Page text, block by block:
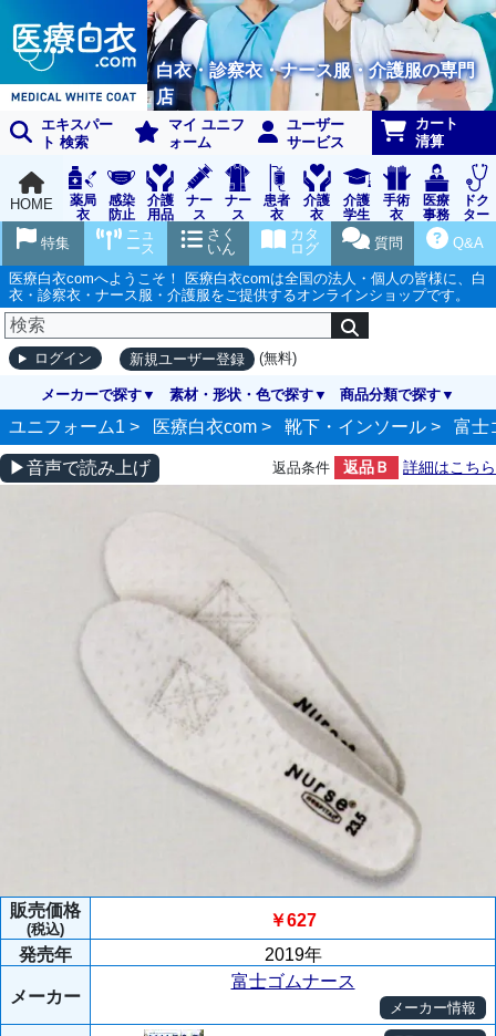
白衣・診察衣・ナース服・介護服の専門
店
エキスパー
ト 検索
マイ ユニフ
ォーム
ユーザー
サービス
カート
清算
HOME
薬局
衣
感染
防止
用品
介護
用品
ナー
ス
グッ
ズ
ナー
ス
ウェ
ア
患者
衣
介護
衣
介護
学生
実習
衣
手術
衣
医療
事務
受付
ドク
ター
ア
Q&A
質問
カタ
ログ
さく
いん
ニュ
ース
特集
医療白衣comへようこそ！ 医療白衣comは全国の法人・個人の皆様に、白
衣・診察衣・ナース服・介護服をご提供するオンラインショップです。
ログイン 新規ユーザー登録 (無料)
メーカーで探す 素材・形状・色で探す 商品分類で探す
ユニフォーム1 > 医療白衣com > 靴下・インソール > 富士
▶音声で読み上げ 返品条件 返品Ｂ 詳細はこちら
販売価格
(税込)
￥627
発売年
2019年
メーカー
富士ゴムナース
メーカー情報